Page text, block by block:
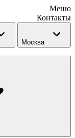
Меню
Контакты
Москва